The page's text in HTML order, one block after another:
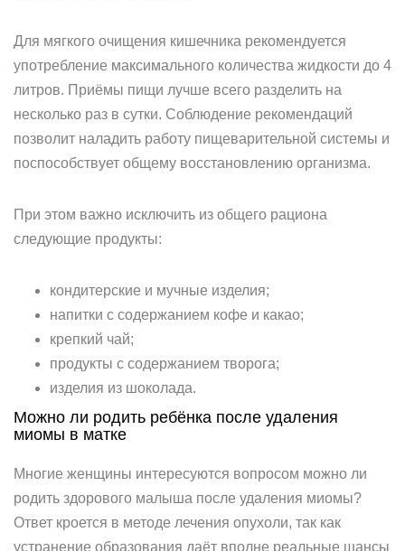
Для мягкого очищения кишечника рекомендуется
употребление максимального количества жидкости до 4
литров. Приёмы пищи лучше всего разделить на
несколько раз в сутки. Соблюдение рекомендаций
позволит наладить работу пищеварительной системы и
поспособствует общему восстановлению организма.
При этом важно исключить из общего рациона
следующие продукты:
кондитерские и мучные изделия;
напитки с содержанием кофе и какао;
крепкий чай;
продукты с содержанием творога;
изделия из шоколада.
Можно ли родить ребёнка после удаления
миомы в матке
Многие женщины интересуются вопросом можно ли
родить здорового малыша после удаления миомы?
Ответ кроется в методе лечения опухоли, так как
устранение образования даёт вполне реальные шансы